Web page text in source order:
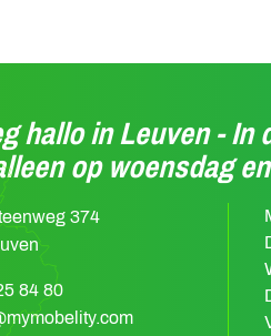
hallo in Leuven - In
op woensdag
374
84 80